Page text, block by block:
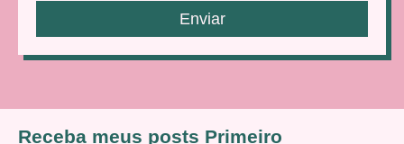
Enviar
Receba meus posts Primeiro